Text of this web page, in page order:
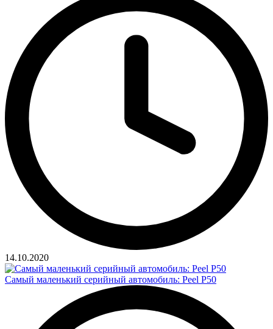
14.10.2020
Самый маленький серийный автомобиль: Peel P50